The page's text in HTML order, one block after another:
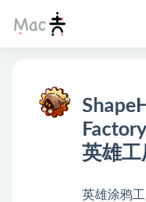
英雄工
英雄涂鸦